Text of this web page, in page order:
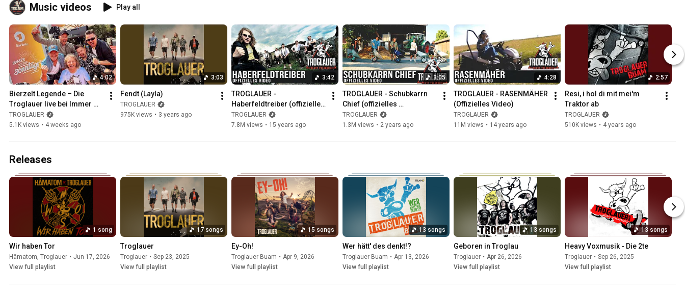
Music videos Play all
4:02
Bierzelt Legende – Die
Troglauer live bei Immer
wieder sonntags (5. Juli
2026)
TROGLAUER
5.1K views • 4 weeks ago
3:03
Fendt (Layla)
TROGLAUER
975K views • 3 years ago
3:42
TROGLAUER -
Haberfeldtreiber (offizielles
Video)
TROGLAUER
7.8M views • 15 years ago
3:05
TROGLAUER - Schubkarrn
Chief (offizielles
Musikvideo)
TROGLAUER
1.3M views • 2 years ago
4:28
TROGLAUER - RASENMÄHER
(Offizielles Video)
TROGLAUER
11M views • 14 years ago
2:57
Resi, i hol di mit mei'm
Traktor ab
TROGLAUER
510K views • 4 years ago
Releases
1 song
Wir haben Tor
Hämatom, Troglauer • Jun 17, 2026
View full playlist
17 songs
Troglauer
Troglauer • Sep 23, 2025
View full playlist
15 songs
Ey-Oh!
Troglauer Buam • Apr 9, 2026
View full playlist
13 songs
Wer hätt' des denkt!?
Troglauer Buam • Apr 13, 2026
View full playlist
13 songs
Geboren in Troglau
Troglauer • Apr 26, 2026
View full playlist
13 songs
Heavy Voxmusik - Die 2te
Troglauer • Sep 26, 2025
View full playlist